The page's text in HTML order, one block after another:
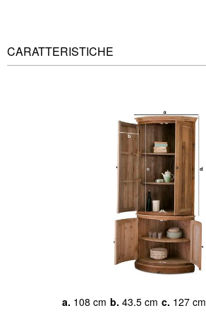
CARATTERISTICHE
a. 108 cm b. 43.5 cm c. 127 cm